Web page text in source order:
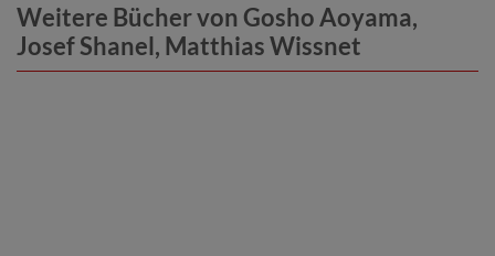
Weitere Bücher von Gosho Aoyama,
Josef Shanel, Matthias Wissnet